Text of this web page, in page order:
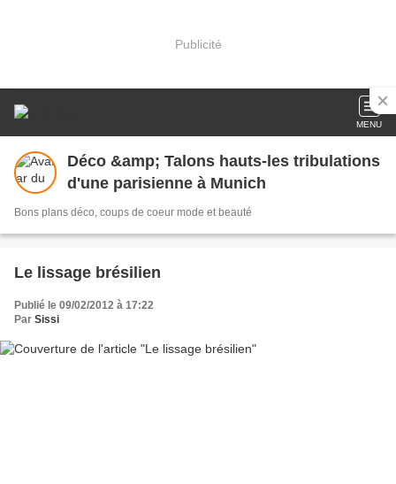
Publicité
MENU
Déco &amp; Talons hauts-les tribulations
d'une parisienne à Munich
Bons plans déco, coups de coeur mode et beauté
Le lissage brésilien
Publié le 09/02/2012 à 17:22
Par Sissi